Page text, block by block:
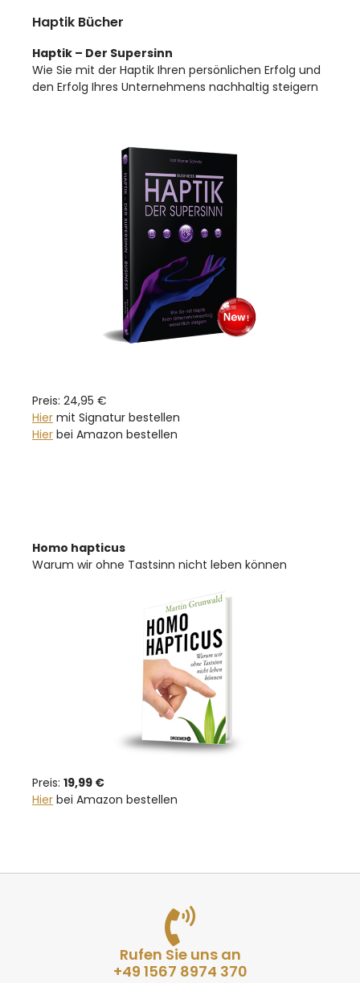
Haptik Bücher
Haptik – Der Supersinn
Wie Sie mit der Haptik Ihren persönlichen Erfolg und
den Erfolg Ihres Unternehmens nachhaltig steigern
Preis: 24,95 €
Hier mit Signatur bestellen
Hier bei Amazon bestellen
Homo hapticus
Warum wir ohne Tastsinn nicht leben können
Preis: 19,99 €
Hier bei Amazon bestellen
Rufen Sie uns an
+49 1567 8974 370